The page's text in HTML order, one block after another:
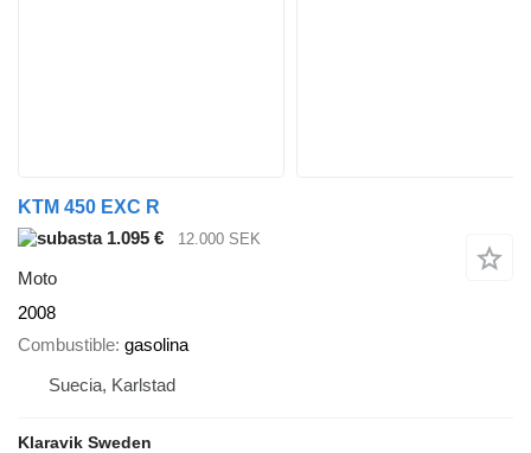
KTM 450 EXC R
1.095 €
12.000 SEK
Moto
2008
Combustible gasolina
Suecia, Karlstad
Klaravik Sweden